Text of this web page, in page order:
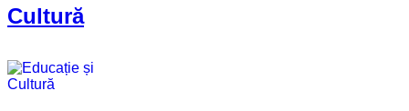
Cultură